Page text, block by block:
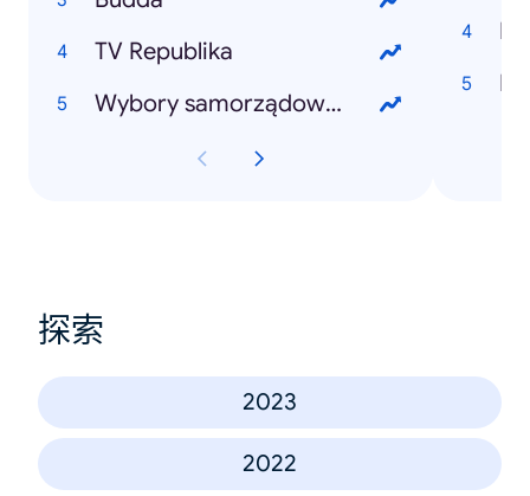
TV Republika
Wybory samorządowe 2024
探索
2023
2022